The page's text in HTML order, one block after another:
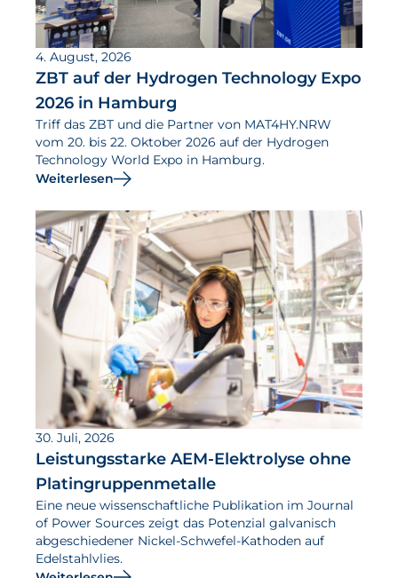
4. August, 2026
ZBT auf der Hydrogen Technology Expo
2026 in Hamburg
Triff das ZBT und die Partner von MAT4HY.NRW
vom 20. bis 22. Oktober 2026 auf der Hydrogen
Technology World Expo in Hamburg.
Weiterlesen
30. Juli, 2026
Leistungsstarke AEM-Elektrolyse ohne
Platingruppenmetalle
Eine neue wissenschaftliche Publikation im Journal
of Power Sources zeigt das Potenzial galvanisch
abgeschiedener Nickel-Schwefel-Kathoden auf
Edelstahlvlies.